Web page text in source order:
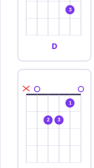
3
D
2 3
1